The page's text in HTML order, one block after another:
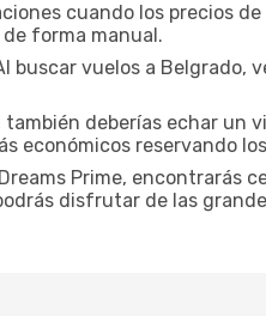
cuando los precios
forma manual.
vuelos a Belgrado,
deberías echar un
económicos reservando
Prime, encontrarás
disfrutar de las